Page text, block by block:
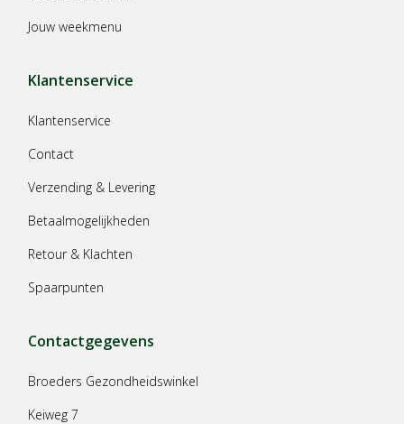
Jouw weekmenu
Klantenservice
Klantenservice
Contact
Verzending & Levering
Betaalmogelijkheden
Retour & Klachten
Spaarpunten
Contactgegevens
Broeders Gezondheidswinkel
Keiweg 7